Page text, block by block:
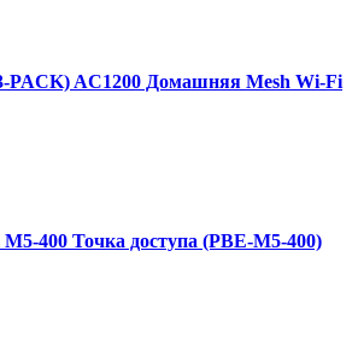
PACK) AC1200 Домашняя Mesh Wi-Fi
400 Точка доступа (PBE-M5-400)